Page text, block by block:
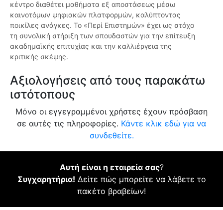
κέντρο διαθέτει μαθήματα εξ αποστάσεως μέσω
καινοτόμων ψηφιακών πλατφορμών, καλύπτοντας
ποικίλες ανάγκες. Το «Περί Επιστημών» έχει ως στόχο
τη συνολική στήριξη των σπουδαστών για την επίτευξη
ακαδημαϊκής επιτυχίας και την καλλιέργεια της
κριτικής σκέψης.
Αξιολογήσεις από τους παρακάτω
ιστότοπους
Μόνο οι εγγεγραμμένοι χρήστες έχουν πρόσβαση
σε αυτές τις πληροφορίες. Κάντε κλικ εδώ για να
συνδεθείτε.
Αυτή είναι η εταιρεία σας?
Συγχαρητήρια! Δείτε πώς μπορείτε να λάβετε το
πακέτο βραβείων!